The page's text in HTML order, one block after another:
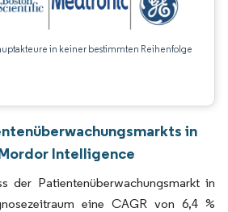
in keiner bestimmten Reihenfolge
in
Intelligence
der Patientenüberwachungsmarkt in
eine CAGR von 6,4 %